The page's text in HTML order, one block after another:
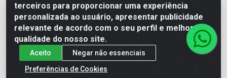
terceiros para proporcionar uma experiência
personalizada ao usuário, apresentar publicidade
relevante de acordo com o seu perfil e melhorar a
qualidade do nosso site.
Aceito
Negar não essenciais
Preferências de Cookies
Zero Grau - Rua Jean Emile Favre, 746 - Ipsep,
Recife/PE - CEP 51.190-450 - CNPJ 09.132.989/0001-61